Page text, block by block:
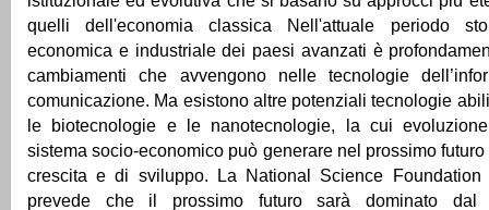
quelli dell'economia classica Nell'attuale periodo
economica e industriale dei paesi avanzati è
cambiamenti che avvengono nelle tecnologie
comunicazione. Ma esistono altre potenziali tecnologie
le biotecnologie e le nanotecnologie, la cui
sistema socio-economico può generare nel prossimo
crescita e di sviluppo. La National Science Foundation
prevede che il prossimo futuro sarà dominato dal